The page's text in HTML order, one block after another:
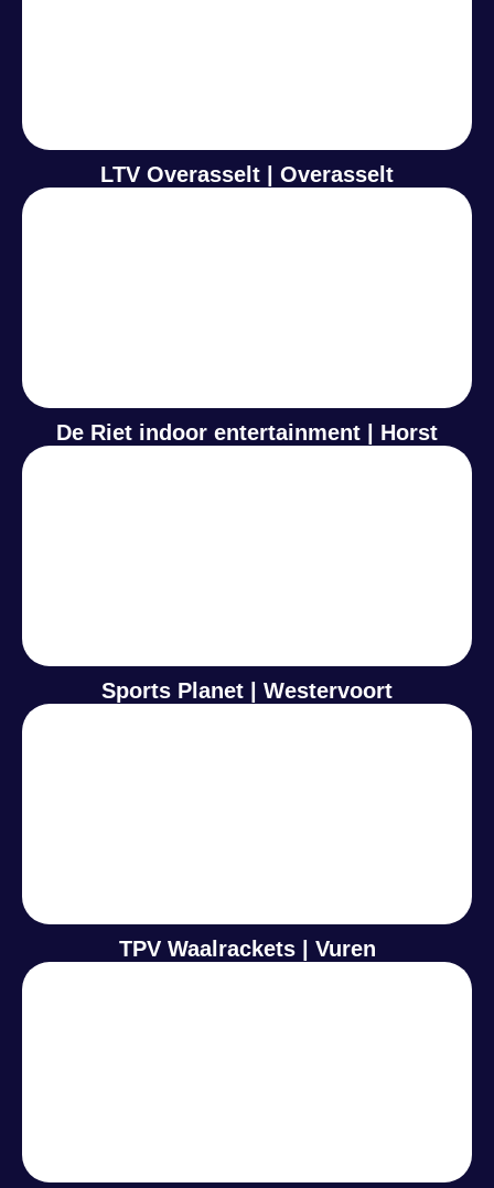
LTV Overasselt | Overasselt
De Riet indoor entertainment | Horst
Sports Planet | Westervoort
TPV Waalrackets | Vuren